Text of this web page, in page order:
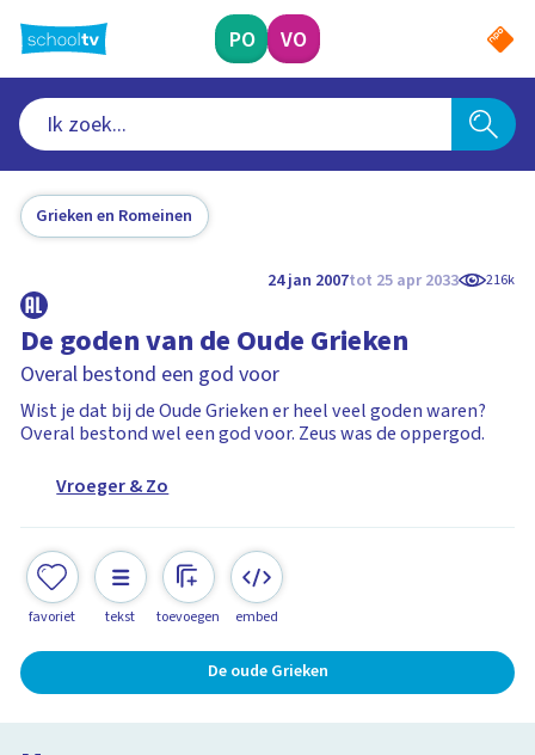
naar
hoofdinhoud
PO VO
Grieken en Romeinen
24 jan 2007tot 25 apr 2033 216k
De goden van de Oude Grieken
Overal bestond een god voor
Wist je dat bij de Oude Grieken er heel veel goden waren?
Overal bestond wel een god voor. Zeus was de oppergod.
Vroeger & Zo
favoriet tekst toevoegen embed
De oude Grieken